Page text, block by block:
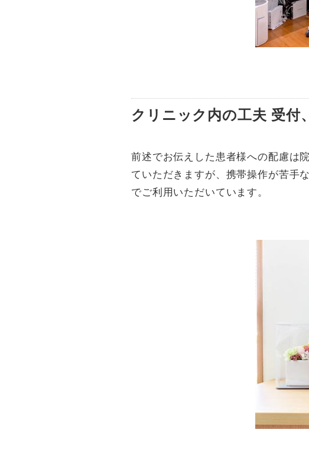
クリニック内の工夫 受付
前述でお伝えした患者様への配慮は
ていただきますが、携帯操作が苦手
でご利用いただいています。